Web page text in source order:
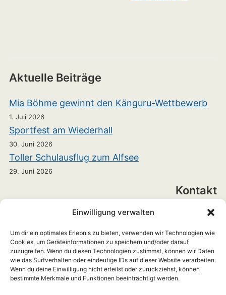
Einwilligung verwalten
Um dir ein optimales Erlebnis zu bieten, verwenden wir Technologien wie
Cookies, um Geräteinformationen zu speichern und/oder darauf
zuzugreifen. Wenn du diesen Technologien zustimmst, können wir Daten
wie das Surfverhalten oder eindeutige IDs auf dieser Website verarbeiten.
Wenn du deine Einwilligung nicht erteilst oder zurückziehst, können
bestimmte Merkmale und Funktionen beeinträchtigt werden.
Aktuelle Beiträge
Mia Böhme gewinnt den Känguru-Wettbewerb
1. Juli 2026
Sportfest am Wiederhall
30. Juni 2026
Toller Schulausflug zum Alfsee
29. Juni 2026
Kontakt
Realschule Bramsche
Heinrichstraße 7
49565 Bramsche
+49 5461 703899-0